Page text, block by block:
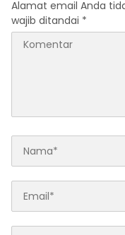
Alamat email Anda
wajib ditandai *